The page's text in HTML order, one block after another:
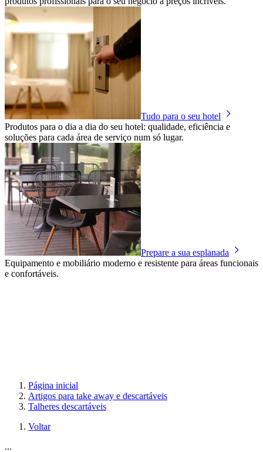
Tudo para o seu hotel
Produtos para o dia a dia do seu hotel: qualidade, eficiência e
soluções para cada área de serviço num só lugar.
Prepare a sua esplanada
Equipamento e mobiliário moderno e resistente para áreas funcionais
e confortáveis.
Página inicial
Artigos para take away e descartáveis
Talheres descartáveis
Voltar
...